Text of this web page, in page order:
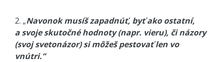
2. „Navonok musíš zapadnúť, byť ako ostatní,
a svoje skutočné hodnoty (napr. vieru), či názory
(svoj svetonázor) si môžeš pestovať len vo
vnútri.”